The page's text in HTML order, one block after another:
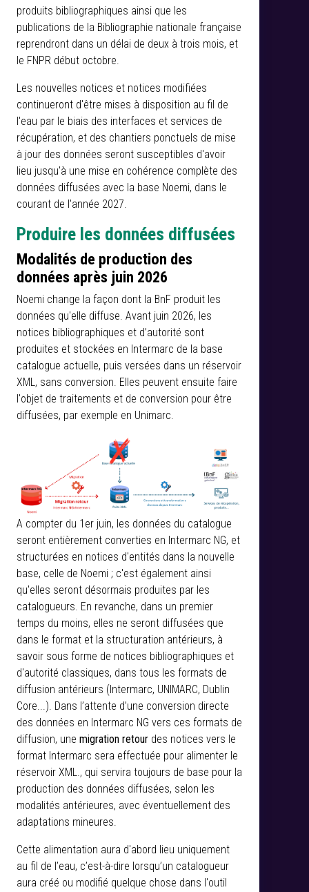
produits bibliographiques ainsi que les
publications de la Bibliographie nationale française
reprendront dans un délai de deux à trois mois, et
le FNPR début octobre.
Les nouvelles notices et notices modifiées
continueront d'être mises à disposition au fil de
l'eau par le biais des interfaces et services de
récupération, et des chantiers ponctuels de mise
à jour des données seront susceptibles d'avoir
lieu jusqu'à une mise en cohérence complète des
données diffusées avec la base Noemi, dans le
courant de l'année 2027.
Produire les données diffusées
Modalités de production des
données après juin 2026
Noemi change la façon dont la BnF produit les
données qu'elle diffuse. Avant juin 2026, les
notices bibliographiques et d’autorité sont
produites et stockées en Intermarc de la base
catalogue actuelle, puis versées dans un réservoir
XML, sans conversion. Elles peuvent ensuite faire
l'objet de traitements et de conversion pour être
diffusées, par exemple en Unimarc.
A compter du 1er juin, les données du catalogue
seront entièrement converties en Intermarc NG, et
structurées en notices d'entités dans la nouvelle
base, celle de Noemi ; c'est également ainsi
qu'elles seront désormais produites par les
catalogueurs. En revanche, dans un premier
temps du moins, elles ne seront diffusées que
dans le format et la structuration antérieurs, à
savoir sous forme de notices bibliographiques et
d'autorité classiques, dans tous les formats de
diffusion antérieurs (Intermarc, UNIMARC, Dublin
Core...). Dans l’attente d’une conversion directe
des données en Intermarc NG vers ces formats de
diffusion, une migration retour des notices vers le
format Intermarc sera effectuée pour alimenter le
réservoir XML., qui servira toujours de base pour la
production des données diffusées, selon les
modalités antérieures, avec éventuellement des
adaptations mineures.
Cette alimentation aura d'abord lieu uniquement
au fil de l’eau, c’est-à-dire lorsqu’un catalogueur
aura créé ou modifié quelque chose dans l'outil